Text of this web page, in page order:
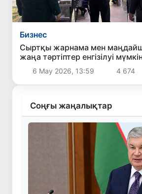
Бизнес
Сыртқы жарнама мен
жаңа тәртіптер енгізілуі
6 Мау 2026, 13:59 4 674
Соңғы жаңалықтар